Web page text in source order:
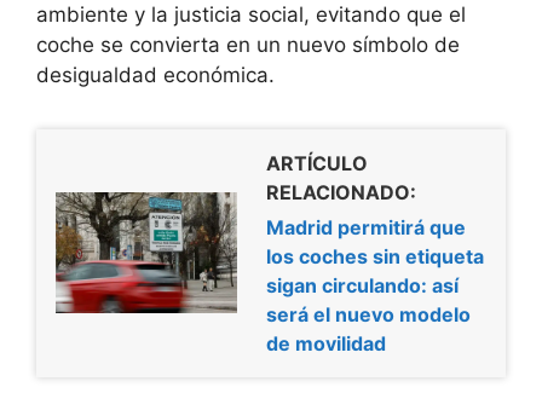
ambiente y la justicia social, evitando que el
coche se convierta en un nuevo símbolo de
desigualdad económica.
ARTÍCULO
RELACIONADO:
Madrid permitirá que
los coches sin etiqueta
sigan circulando: así
será el nuevo modelo
de movilidad